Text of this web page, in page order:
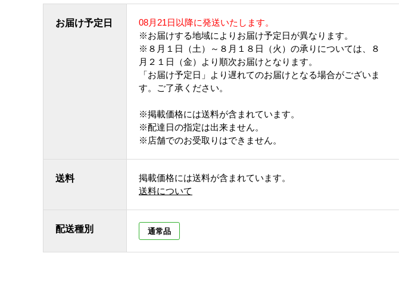
お届け予定日
08月21日以降に発送いたします。
※お届けする地域によりお届け予定日が異なります。
※８月１日（土）～８月１８日（火）の承りについては、８
月２１日（金）より順次お届けとなります。
「お届け予定日」より遅れてのお届けとなる場合がございま
す。ご了承ください。
※掲載価格には送料が含まれています。
※配達日の指定は出来ません。
※店舗でのお受取りはできません。
送料
掲載価格には送料が含まれています。
送料について
配送種別 通常品